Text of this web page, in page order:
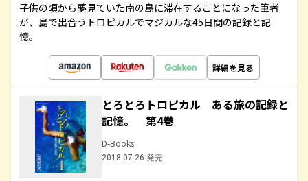
子供の頃から夢見ていた南の島に滞在することになった筆者
が、島で出合うトロピカルでマジカルな45日間の記録と記
憶。
詳細を見る
とろとろトロピカル ある旅の記録と
記憶。 第4巻
D-Books
2018.07.26 発売